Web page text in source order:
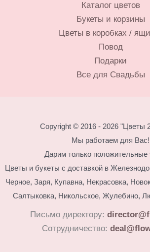
Каталог цветов
Букеты и корзины
Цветы в коробках /
Повод
Подарки
Все для Свадьбы
Copyright © 2016 - 2026 "Цветы
Мы работаем для Вас!
Дарим только положительные
Цветы и букеты с доставкой в
Черное, Заря, Купавна, Некрасовка,
Салтыковка, Никольское, Жулебино,
Письмо директору:
Сотрудничество: